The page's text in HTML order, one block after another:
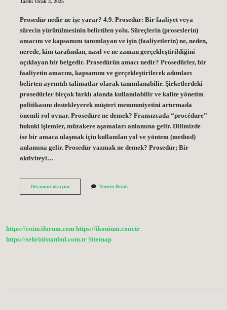
Tarih: Ocak 3, 2025
Prosedür nedir ne işe yarar? 4.9. Prosedür: Bir faaliyet veya
sürecin yürütülmesinin belirtilen yolu. Süreçlerin (proseslerin)
amacını ve kapsamını tanımlayan ve işin (faaliyetlerin) ne, neden,
nerede, kim tarafından, nasıl ve ne zaman gerçekleştirildiğini
açıklayan bir belgedir. Prosedürün amacı nedir? Prosedürler, bir
faaliyetin amacını, kapsamını ve gerçekleştirilecek adımları
belirten ayrıntılı talimatlar olarak tanımlanabilir. Şirketlerdeki
prosedürler birçok farklı alanda kullanılabilir ve kalite yönetim
politikasını destekleyerek müşteri memnuniyetini artırmada
önemli rol oynar. Prosedüre ne demek? Fransızcada “procédure”
hukuki işlemler, müzakere aşamaları anlamına gelir. Dilimizde
ise bir amaca ulaşmak için kullanılan yol ve yöntem (method)
anlamına gelir. Prosedür yazmak ne demek? Prosedür; Bir
aktiviteyi…
Devamını okuyunProsedürdür Yorum Bırak
https://coinciforum.com https://ikonium.com.tr
https://sehrinistanbul.com.tr Sitemap